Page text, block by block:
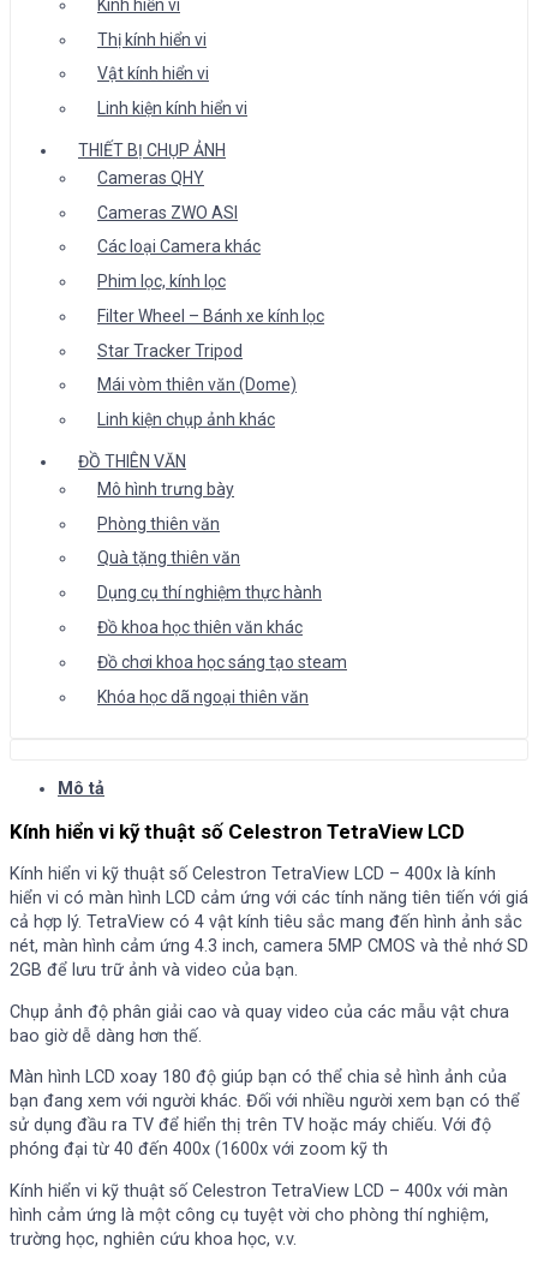
Kính hiển vi
Thị kính hiển vi
Vật kính hiển vi
Linh kiện kính hiển vi
THIẾT BỊ CHỤP ẢNH
Cameras QHY
Cameras ZWO ASI
Các loại Camera khác
Phim lọc, kính lọc
Filter Wheel – Bánh xe kính lọc
Star Tracker Tripod
Mái vòm thiên văn (Dome)
Linh kiện chụp ảnh khác
ĐỒ THIÊN VĂN
Mô hình trưng bày
Phòng thiên văn
Quà tặng thiên văn
Dụng cụ thí nghiệm thực hành
Đồ khoa học thiên văn khác
Đồ chơi khoa học sáng tạo steam
Khóa học dã ngoại thiên văn
Mô tả
Kính hiển vi kỹ thuật số Celestron TetraView LCD
Kính hiển vi kỹ thuật số Celestron TetraView LCD – 400x là kính
hiển vi có màn hình LCD cảm ứng với các tính năng tiên tiến với giá
cả hợp lý. TetraView có 4 vật kính tiêu sắc mang đến hình ảnh sắc
nét, màn hình cảm ứng 4.3 inch, camera 5MP CMOS và thẻ nhớ SD
2GB để lưu trữ ảnh và video của bạn.
Chụp ảnh độ phân giải cao và quay video của các mẫu vật chưa
bao giờ dễ dàng hơn thế.
Màn hình LCD xoay 180 độ giúp bạn có thể chia sẻ hình ảnh của
bạn đang xem với người khác. Đối với nhiều người xem bạn có thể
sử dụng đầu ra TV để hiển thị trên TV hoặc máy chiếu. Với độ
phóng đại từ 40 đến 400x (1600x với zoom kỹ th
Kính hiển vi kỹ thuật số Celestron TetraView LCD – 400x với màn
hình cảm ứng là một công cụ tuyệt vời cho phòng thí nghiệm,
trường học, nghiên cứu khoa học, v.v.